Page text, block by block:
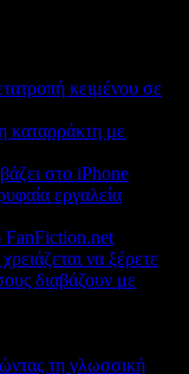
κειμένου σε
καταρράκτη με
στο iPhone
εργαλεία
FanFiction.net
να ξέρετε
διαβάζουν με
τη γλωσσική